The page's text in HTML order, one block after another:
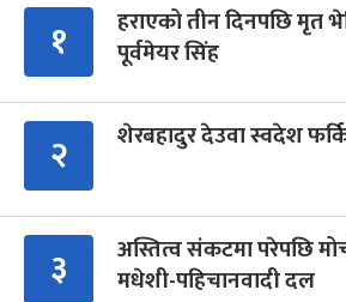
१
हराएको तीन दिनपछि मृत
पूर्वमेयर सिंह
२ शेरबहादुर देउवा स्वदेश
३
अस्तित्व संकटमा परेपछि
मधेशी-पहिचानवादी दल